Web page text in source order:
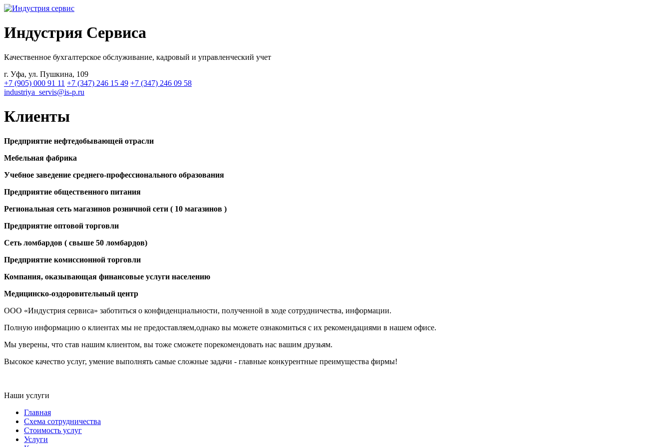
Индустрия Сервиса
Качественное бухгалтерское обслуживание, кадровый и управленческий учет
г. Уфа, ул. Пушкина, 109
+7 (905) 000 91 11 +7 (347) 246 15 49 +7 (347) 246 09 58
industriya_servis@is-p.ru
Клиенты
Предприятие нефтедобывающей отрасли
Мебельная фабрика
Учебное заведение среднего-профессионального образования
Предприятие общественного питания
Региональная сеть магазинов розничной сети ( 10 магазинов )
Предприятие оптовой торговли
Сеть ломбардов ( свыше 50 ломбардов)
Предприятие комиссионной торговли
Компания, оказывающая финансовые услуги населению
Медицинско-оздоровительный центр
ООО «Индустрия сервиса» заботиться о конфиденциальности, полученной в ходе сотрудничества, информации.
Полную информацию о клиентах мы не предоставляем,однако вы можете ознакомиться с их рекомендациями в нашем офисе.
Мы уверены, что став нашим клиентом, вы тоже сможете порекомендовать нас вашим друзьям.
Высокое качество услуг, умение выполнять самые сложные задачи - главные конкурентные преимущества фирмы!
Наши услуги
Главная
Схема сотрудничества
Стоимость услуг
Услуги